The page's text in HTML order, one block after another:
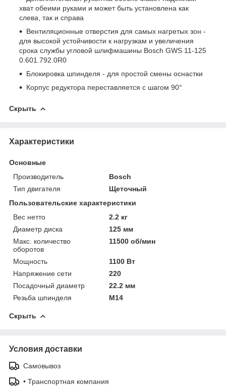
хват обеими руками и может быть установлена как
слева, так и справа
Вентиляционные отверстия для самых нагретых зон -
для высокой устойчивости к нагрузкам и увеличения
срока службы угловой шлифмашины Bosch GWS 11-125
0.601.792.0R0
Блокировка шпинделя - для простой смены оснастки
Корпус редуктора переставляется с шагом 90°
Скрыть
Характеристики
Основные
Производитель
Bosch
Тип двигателя
Щеточный
Пользовательские характеристики
Вес нетто
2.2 кг
Диаметр диска
125 мм
Макс. количество
оборотов
11500 об/мин
Мощность
1100 Вт
Напряжение сети
220
Посадочный диаметр
22.2 мм
Резьба шпинделя
M14
Скрыть
Условия доставки
Самовывоз
• Транспортная компания